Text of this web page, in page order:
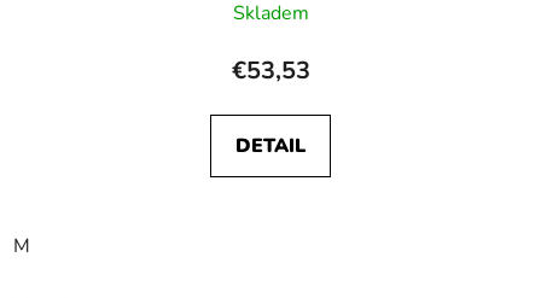
Skladem
€53,53
DETAIL
M